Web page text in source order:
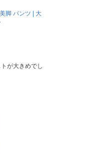
脚 パンツ | 大
が大きめでし